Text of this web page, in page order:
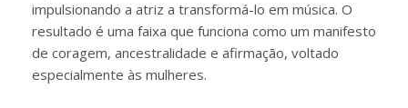
impulsionando a atriz a transformá-lo em música. O
resultado é uma faixa que funciona como um manifesto
de coragem, ancestralidade e afirmação, voltado
especialmente às mulheres.